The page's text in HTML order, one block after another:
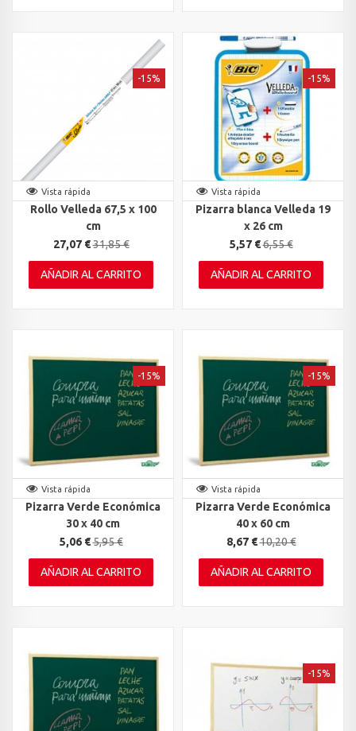
Vista rápida
Rollo Velleda 67,5 x 100
cm
27,07 €31,85 €
-15%
AÑADIR AL CARRITO
Vista rápida
Pizarra blanca Velleda 19
x 26 cm
5,57 €6,55 €
-15%
AÑADIR AL CARRITO
Vista rápida
Pizarra Verde Económica
30 x 40 cm
5,06 €5,95 €
-15%
AÑADIR AL CARRITO
Vista rápida
Pizarra Verde Económica
40 x 60 cm
8,67 €10,20 €
-15%
AÑADIR AL CARRITO
-15%